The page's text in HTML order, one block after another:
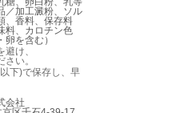
／加工澱粉、ソル
、香料、保存料
料、カロチン色
を含む）
け、
い。
下)で保存し、早
会社